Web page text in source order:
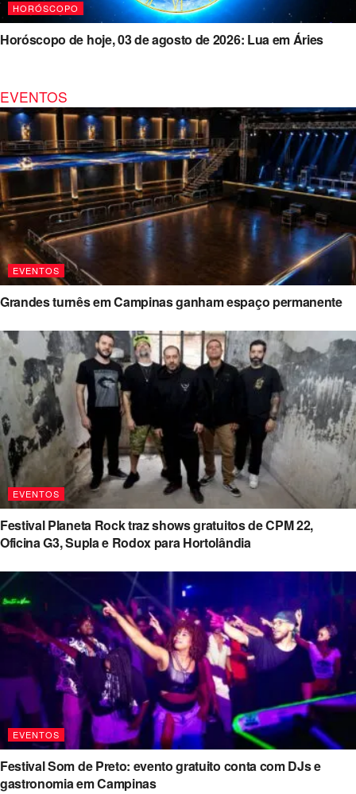
HORÓSCOPO
Horóscopo de hoje, 03 de agosto de 2026: Lua em Áries
EVENTOS
EVENTOS
Grandes turnês em Campinas ganham espaço permanente
EVENTOS
Festival Planeta Rock traz shows gratuitos de CPM 22,
Oficina G3, Supla e Rodox para Hortolândia
EVENTOS
Festival Som de Preto: evento gratuito conta com DJs e
gastronomia em Campinas